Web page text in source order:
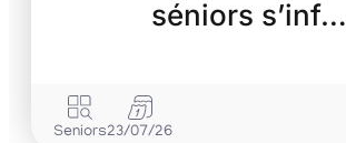
séniors s’inf…
Seniors23/07/26